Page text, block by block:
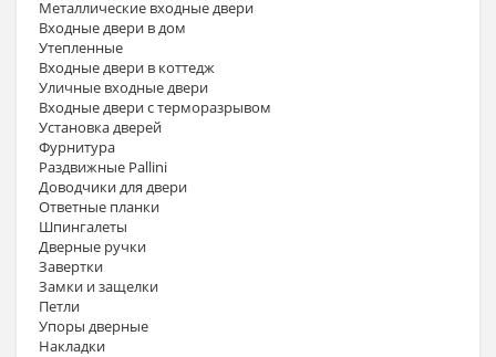
Металлические входные двери
Входные двери в дом
Утепленные
Входные двери в коттедж
Уличные входные двери
Входные двери с терморазрывом
Установка дверей
Фурнитура
Раздвижные Pallini
Доводчики для двери
Ответные планки
Шпингалеты
Дверные ручки
Завертки
Замки и защелки
Петли
Упоры дверные
Накладки